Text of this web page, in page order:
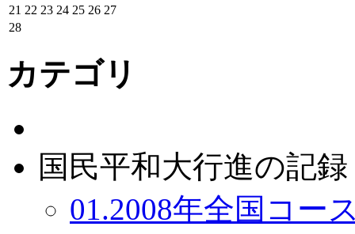
21 22 23 24 25 26 27
28
カテゴリ
国民平和大行進の記録
01.2008年全国コー